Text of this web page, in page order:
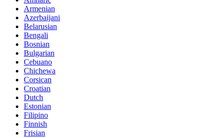
Armenian
Azerbaijani
Belarusian
Bengali
Bosnian
Bulgarian
Cebuano
Chichewa
Corsican
Croatian
Dutch
Estonian
Filipino
Finnish
Frisian